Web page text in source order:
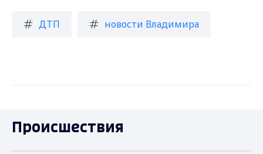
ДТП новости Владимира
Происшествия